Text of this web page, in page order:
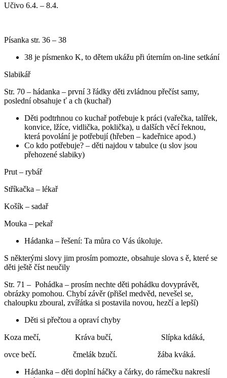
Učivo 6.4. – 8.4.
Písanka str. 36 – 38
38 je písmenko K, to dětem ukážu při úterním on-line setkání
Slabikář
Str. 70 – hádanka – první 3 řádky děti zvládnou přečíst samy,
poslední obsahuje ť a ch (kuchař)
Děti podtrhnou co kuchař potřebuje k práci (vařečka, talířek,
konvice, lžíce, vidlička, poklička), u dalších věcí řeknou,
která povolání je potřebují (hřeben – kadeřnice apod.)
Co kdo potřebuje? – děti najdou v tabulce (u slov jsou
přehozené slabiky)
Prut – rybář
Stříkačka – lékař
Košík – sadař
Mouka – pekař
Hádanka – řešení: Ta můra co Vás úkoluje.
S některými slovy jim prosím pomozte, obsahuje slova s ě, které se
děti ještě číst neučily
Str. 71 – Pohádka – prosím nechte děti pohádku dovyprávět,
obrázky pomohou. Chybí závěr (přišel medvěd, nevešel se,
chaloupku zboural, zvířátka si postavila novou, hezčí a lepší)
Děti si přečtou a opraví chyby
Koza mečí, Kráva bučí, Slípka kdáká,
ovce bečí. čmelák bzučí. žába kváká.
Hádanka – děti doplní háčky a čárky, do rámečku nakreslí